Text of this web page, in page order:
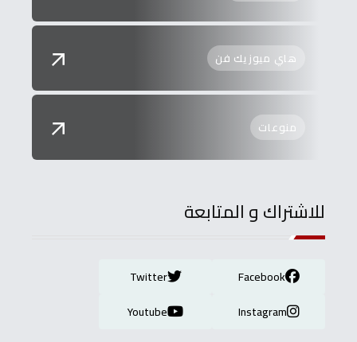
هاي ميوزيك فن
منوعات
للاشتراك و المتابعة
Facebook
Twitter
Instagram
Youtube